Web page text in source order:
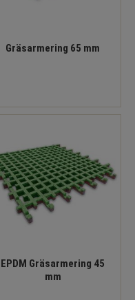
Gräsarmering 65 mm
EPDM Gräsarmering 45
mm